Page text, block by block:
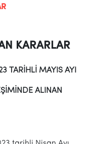
KARARLAR
TARİHLİ MAYIS AYI
ALINAN